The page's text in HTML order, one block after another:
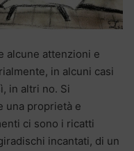
alcune attenzioni e
in alcuni casi
in altri no. Si
una proprietà e
ci sono i ricatti
incantati, di un